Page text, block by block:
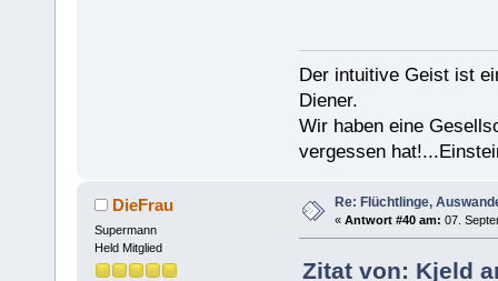
Der intuitive Geist ist
Diener.
Wir haben eine
vergessen
DieFrau
Supermann
Held Mitglied
Re: Flüchtlinge,
« Antwort #40 am: 07.
Zitat von: Kjeld